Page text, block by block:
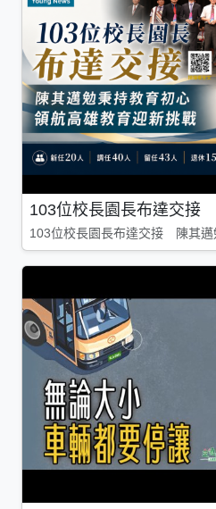
103位校長園長布達交接
103位校長園長布達交接 陳其邁